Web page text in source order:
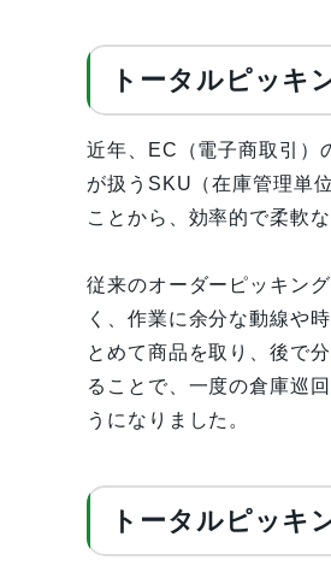
トータルピッキ
近年、EC（電子商取引）
が扱うSKU（在庫管理単
ことから、効率的で柔軟
従来のオーダーピッキン
く、作業に余分な動線や
とめて商品を取り、後で
ることで、一度の倉庫巡
うになりました。
トータルピッキ